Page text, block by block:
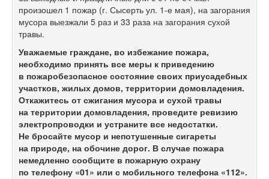
произошел 1 пожар (г. Сысерть ул. 1-е мая), на загорания
мусора выезжали 5 раз и 33 раза на загорания сухой
травы.
Уважаемые граждане, во избежание пожара,
необходимо принять все меры к приведению
в пожаробезопасное состояние своих приусадебных
участков, жилых домов, территории домовладения.
Откажитесь от сжигания мусора и сухой травы
на территории домовладения, проведите ревизию
электропроводки и устраните все недостатки.
Не бросайте мусор и непотушенные сигареты
на природе, на обочине дорог. В случае пожара
немедленно сообщите в пожарную охрану
по телефону «01» или с мобильного телефона «112».